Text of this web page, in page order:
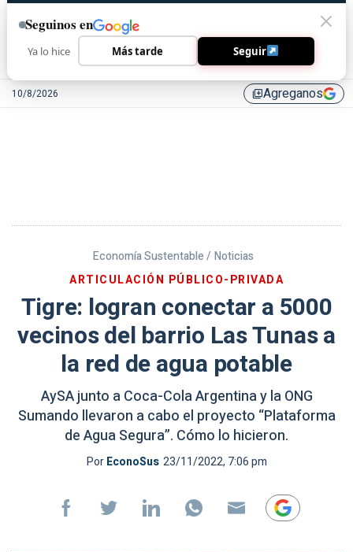
10/8/2026 library_addAgreganos
Economía Sustentable / Noticias
ARTICULACIÓN PÚBLICO-PRIVADA
Tigre: logran conectar a 5000
vecinos del barrio Las Tunas a
la red de agua potable
AySA junto a Coca-Cola Argentina y la ONG
Sumando llevaron a cabo el proyecto “Plataforma
de Agua Segura”. Cómo lo hicieron.
PorEconoSus 23/11/2022, 7:06 pm
Seguinos en
Ya lo hice Más tarde Seguir